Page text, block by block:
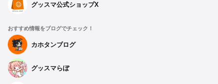
グッスマ公式ショップX
おすすめ情報をブログでチェック！
カホタンブログ
グッスマらぼ